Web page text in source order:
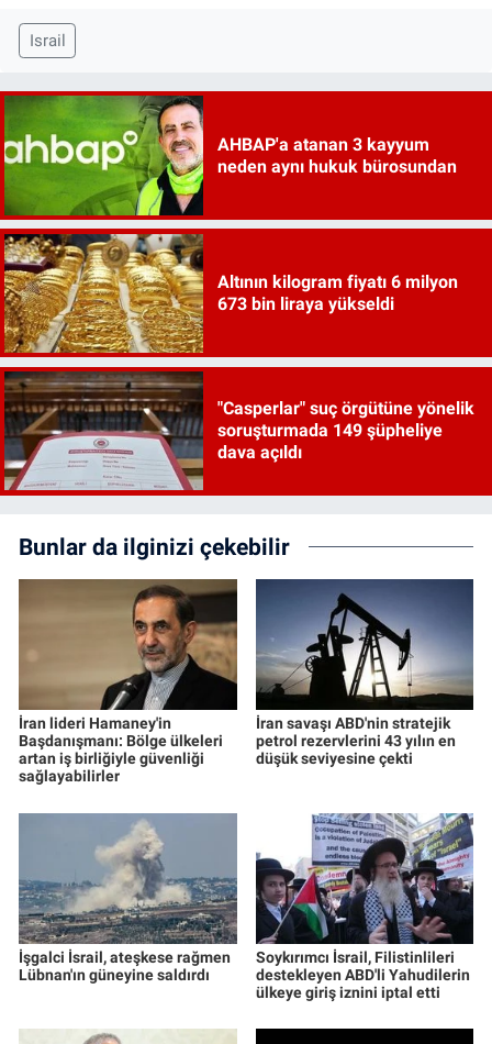
Israil
AHBAP'a atanan 3 kayyum
neden aynı hukuk bürosundan
Altının kilogram fiyatı 6 milyon
673 bin liraya yükseldi
"Casperlar" suç örgütüne yönelik
soruşturmada 149 şüpheliye
dava açıldı
Bunlar da ilginizi çekebilir
İran lideri Hamaney'in
Başdanışmanı: Bölge ülkeleri
artan iş birliğiyle güvenliği
sağlayabilirler
İran savaşı ABD'nin stratejik
petrol rezervlerini 43 yılın en
düşük seviyesine çekti
İşgalci İsrail, ateşkese rağmen
Lübnan'ın güneyine saldırdı
Soykırımcı İsrail, Filistinlileri
destekleyen ABD'li Yahudilerin
ülkeye giriş iznini iptal etti